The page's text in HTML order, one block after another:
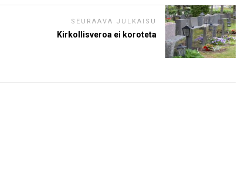
SEURAAVA JULKAISU
Kirkollisveroa ei koroteta